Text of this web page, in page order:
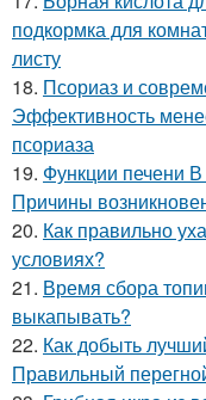
подкормка для
листу
18. Псориаз и
Эффективность
псориаза
19. Функции печени
Причины
20. Как правильно
условиях?
21. Время сбора
выкапывать?
22. Как добыть
Правильный